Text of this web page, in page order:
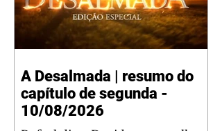
A Desalmada | resumo do
capítulo de segunda -
10/08/2026